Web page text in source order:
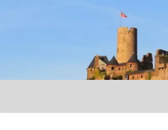
springen